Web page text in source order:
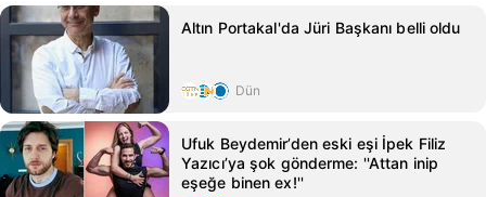
Altın Portakal'da Jüri Başkanı belli oldu
Dün
Ufuk Beydemir’den eski eşi İpek Filiz
Yazıcı’ya şok gönderme: ''Attan inip
eşeğe binen ex!''